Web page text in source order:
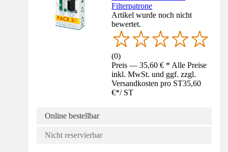
Filterpatrone
Artikel wurde noch nicht
bewertet.
(0)
Preis — 35,60 € * Alle Preise
inkl. MwSt. und ggf. zzgl.
Versandkosten pro ST35,60
€*/ ST
Online bestellbar
Nicht reservierbar